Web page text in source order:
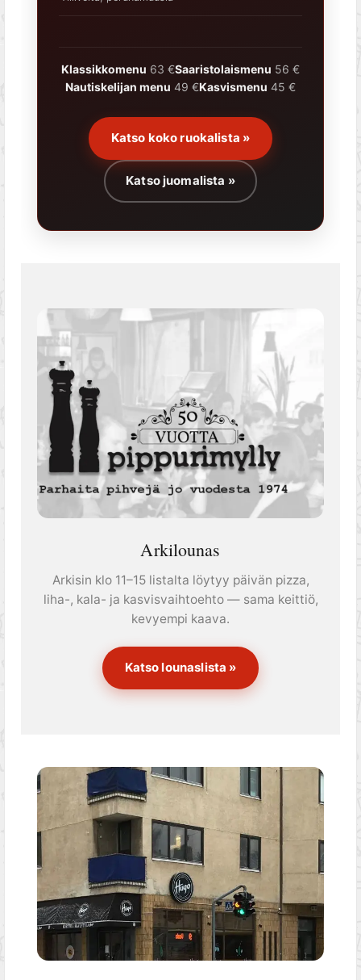
Klassikkomenu 63 €Saaristolaismenu 56 €
Nautiskelijan menu 49 €Kasvismenu 45 €
Katso koko ruokalista »
Katso juomalista »
Arkilounas
Arkisin klo 11–15 listalta löytyy päivän pizza,
liha-, kala- ja kasvisvaihtoehto — sama keittiö,
kevyempi kaava.
Katso lounaslista »